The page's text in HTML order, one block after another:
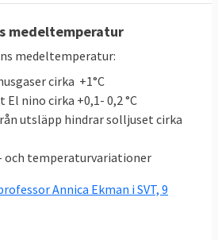
43,366 till
inlagring
länkarna i tabellen för att se
miljoner ton
, ett mått på mängden
medeltemperatur
medeltemperatur:
cirka +1°C
nino cirka +0,1- 0,2 °C
utsläpp hindrar solljuset cirka
och temperaturvariationer
Annica Ekman i SVT, 9